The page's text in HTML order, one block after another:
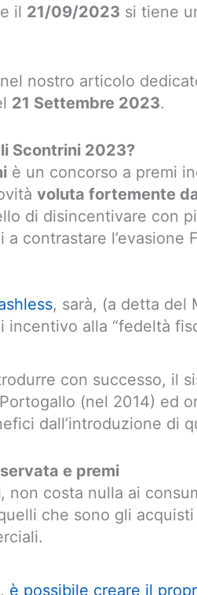
il 21/09/2023 si tiene
nostro articolo
21 Settembre 2023.
Scontrini 2023?
è un concorso a premi
voluta fortemente
di disincentivare con
contrastare l’evasione
, sarà, (a detta del
incentivo alla “fedeltà
con successo, il
(nel 2014) ed
dall’introduzione di
e premi
, non costa nulla ai
che sono gli
è possibile creare il